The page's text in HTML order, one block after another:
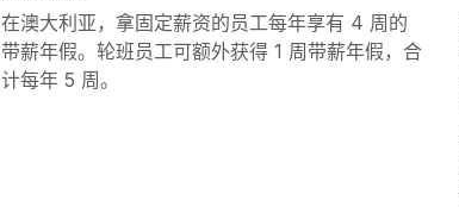
在澳大利亚，拿固定薪资的员工每年享有 4 周的
带薪年假。轮班员工可额外获得 1 周带薪年假，合
计每年 5 周。